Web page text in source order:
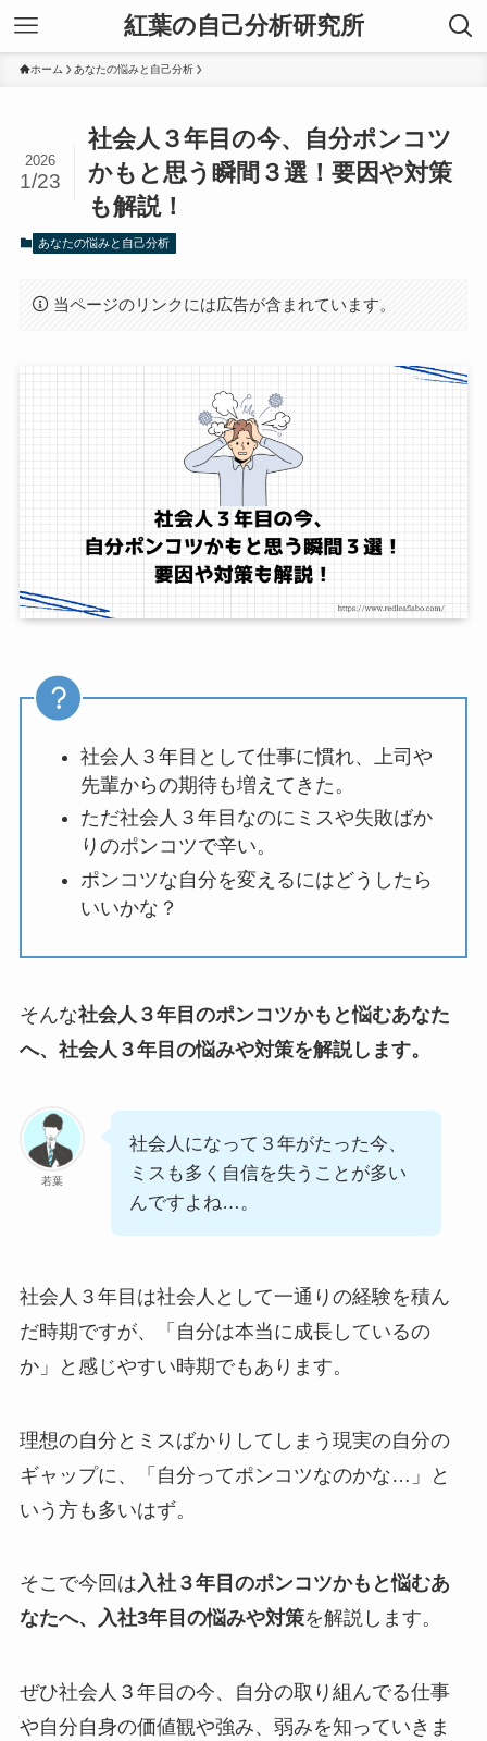
紅葉の自己分析研究所
ホーム あなたの悩みと自己分析
社会人３年目の今、自分ポンコツ
かもと思う瞬間３選！要因や対策
も解説！
2026
1/23
あなたの悩みと自己分析
当ページのリンクには広告が含まれています。
社会人３年目として仕事に慣れ、上司や
先輩からの期待も増えてきた。
ただ社会人３年目なのにミスや失敗ばか
りのポンコツで辛い。
ポンコツな自分を変えるにはどうしたら
いいかな？
そんな社会人３年目のポンコツかもと悩むあなた
へ、社会人３年目の悩みや対策を解説します。
若葉
社会人になって３年がたった今、
ミスも多く自信を失うことが多い
んですよね…。
社会人３年目は社会人として一通りの経験を積ん
だ時期ですが、「自分は本当に成長しているの
か」と感じやすい時期でもあります。
理想の自分とミスばかりしてしまう現実の自分の
ギャップに、「自分ってポンコツなのかな…」と
いう方も多いはず。
そこで今回は入社３年目のポンコツかもと悩むあ
なたへ、入社3年目の悩みや対策を解説します。
ぜひ社会人３年目の今、自分の取り組んでる仕事
や自分自身の価値観や強み、弱みを知っていきま